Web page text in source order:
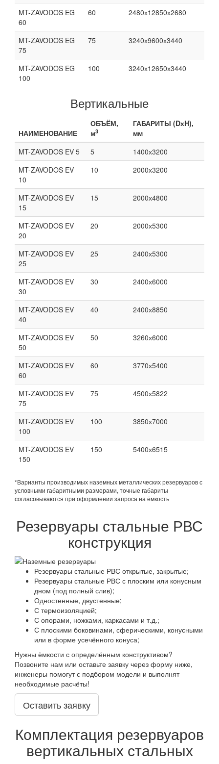
MT-ZAVODOS EG
60
60 2480х12850х2680
MT-ZAVODOS EG
75
75 3240х9600х3440
MT-ZAVODOS EG
100
100 3240х12650х3440
Вертикальные
НАИМЕНОВАНИЕ
ОБЪЁМ,
м3
ГАБАРИТЫ (DхH),
мм
MT-ZAVODOS EV 5
5
1400х3200
MT-ZAVODOS EV
10
10 2000х3200
MT-ZAVODOS EV
15
15 2000х4800
MT-ZAVODOS EV
20
20 2000х5300
MT-ZAVODOS EV
25
25 2400х5300
MT-ZAVODOS EV
30
30 2400х6000
MT-ZAVODOS EV
40
40 2400х8850
MT-ZAVODOS EV
50
50 3260х6000
MT-ZAVODOS EV
60
60 3770х5400
MT-ZAVODOS EV
75
75 4500х5822
MT-ZAVODOS EV
100
100 3850х7000
MT-ZAVODOS EV
150
150 5400х6515
*Варианты производимых наземных металлических резервуаров с
условными габаритными размерами, точные габариты
согласовываются при оформлении запроса на ёмкость
Резервуары стальные РВС
конструкция
Резервуары стальные РВС открытые, закрытые;
Резервуары стальные РВС с плоским или конусным
дном (под полный слив);
Одностенные, двустенные;
С термоизоляцией;
С опорами, ножками, каркасами и т.д.;
С плоскими боковинами, сферическими, конусными
или в форме усечённого конуса;
Нужны ёмкости с определённым конструктивом?
Позвоните нам или оставьте заявку через форму ниже,
инженеры помогут с подбором модели и выполнят
необходимые расчёты!
Оставить заявку
Комплектация резервуаров
вертикальных стальных